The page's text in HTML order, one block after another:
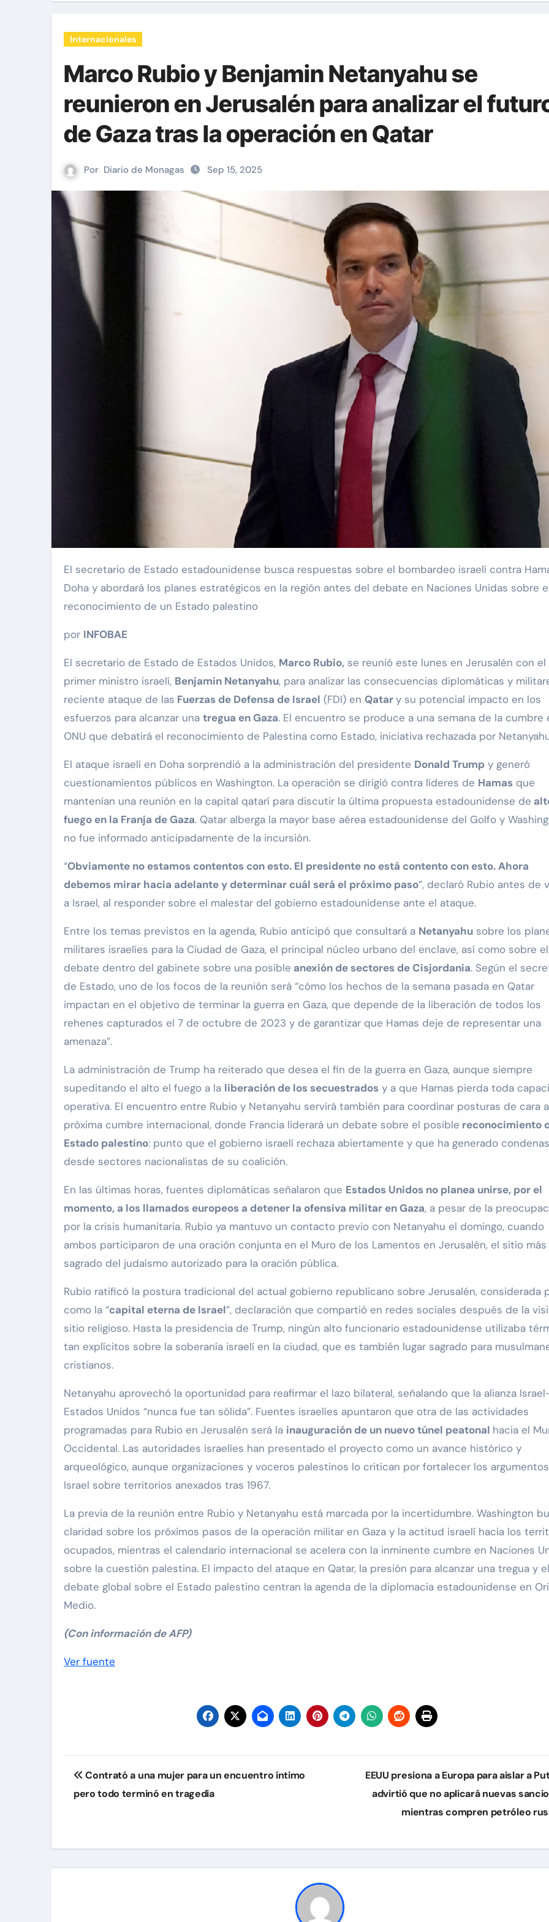
Internacionales
Marco Rubio y Benjamin Netanyahu se
reunieron en Jerusalén para analizar el
de Gaza tras la operación en Qatar
Por Diario de Monagas Sep 15, 2025
El secretario de Estado estadounidense busca respuestas sobre el bombardeo israelí contra Hamas en
Doha y abordará los planes estratégicos en la región antes del debate en Naciones Unidas sobre
reconocimiento de un Estado palestino
por INFOBAE
El secretario de Estado de Estados Unidos, Marco Rubio, se reunió este lunes en Jerusalén con el
primer ministro israelí, Benjamin Netanyahu, para analizar las consecuencias diplomáticas y
reciente ataque de las Fuerzas de Defensa de Israel (FDI) en Qatary su potencial impacto en los
esfuerzos para alcanzar una tregua en Gaza. El encuentro se produce a una semana de la cumbre
ONU que debatirá el reconocimiento de Palestina como Estado, iniciativa rechazada por
El ataque israelí en Doha sorprendió a la administración del presidente Donald Trump y generó
cuestionamientos públicos en Washington. La operación se dirigió contra líderes de Hamas que
mantenían una reunión en la capital qatarí para discutir la última propuesta estadounidense de
fuego en la Franja de Gaza. Qatar alberga la mayor base aérea estadounidense del Golfo y
no fue informado anticipadamente de la incursión.
“Obviamente no estamos contentos con esto. El presidente no está contento con esto. Ahora
debemos mirar hacia adelante y determinar cuál será el próximo paso”, declaró Rubio antes de
a Israel, al responder sobre el malestar del gobierno estadounidense ante el ataque.
Entre los temas previstos en la agenda, Rubio anticipó que consultará a Netanyahu sobre los
militares israelíes para la Ciudad de Gaza, el principal núcleo urbano del enclave, así como sobre el
debate dentro del gabinete sobre una posible anexión de sectores de Cisjordania. Según el
de Estado, uno de los focos de la reunión será “cómo los hechos de la semana pasada en Qatar
impactan en el objetivo de terminar la guerra en Gaza, que depende de la liberación de todos los
rehenes capturados el 7 de octubre de 2023 y de garantizar que Hamas deje de representar una
amenaza”.
La administración de Trump ha reiterado que desea el fin de la guerra en Gaza, aunque siempre
supeditando el alto el fuego a la liberación de los secuestrados y a que Hamas pierda toda
operativa. El encuentro entre Rubio y Netanyahu servirá también para coordinar posturas de cara
próxima cumbre internacional, donde Francia liderará un debate sobre el posible reconocimiento
Estado palestino: punto que el gobierno israelí rechaza abiertamente y que ha generado condenas
desde sectores nacionalistas de su coalición.
En las últimas horas, fuentes diplomáticas señalaron que Estados Unidos no planea unirse, por el
momento, a los llamados europeos a detener la ofensiva militar en Gaza, a pesar de la
por la crisis humanitaria. Rubio ya mantuvo un contacto previo con Netanyahu el domingo, cuando
ambos participaron de una oración conjunta en el Muro de los Lamentos en Jerusalén, el sitio más
sagrado del judaísmo autorizado para la oración pública.
Rubio ratificó la postura tradicional del actual gobierno republicano sobre Jerusalén, considerada
como la “capital eterna de Israel”, declaración que compartió en redes sociales después de la
sitio religioso. Hasta la presidencia de Trump, ningún alto funcionario estadounidense utilizaba
tan explícitos sobre la soberanía israelí en la ciudad, que es también lugar sagrado para
cristianos.
Netanyahu aprovechó la oportunidad para reafirmar el lazo bilateral, señalando que la alianza
Estados Unidos “nunca fue tan sólida”. Fuentes israelíes apuntaron que otra de las actividades
programadas para Rubio en Jerusalén será la inauguración de un nuevo túnel peatonal hacia el
Occidental. Las autoridades israelíes han presentado el proyecto como un avance histórico y
arqueológico, aunque organizaciones y voceros palestinos lo critican por fortalecer los
Israel sobre territorios anexados tras 1967.
La previa de la reunión entre Rubio y Netanyahu está marcada por la incertidumbre. Washington
claridad sobre los próximos pasos de la operación militar en Gaza y la actitud israelí hacia los
ocupados, mientras el calendario internacional se acelera con la inminente cumbre en Naciones
sobre la cuestión palestina. El impacto del ataque en Qatar, la presión para alcanzar una tregua y el
debate global sobre el Estado palestino centran la agenda de la diplomacia estadounidense en
Medio.
(Con información de AFP)
Ver fuente
Navegación
de
Contrató a una mujer para un encuentro íntimo
pero todo terminó en tragedia
EEUU presiona a Europa para aislar a
advirtió que no aplicará nuevas
mientras compren petróleo